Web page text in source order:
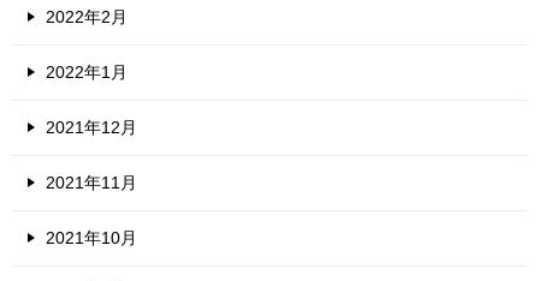
2022年2月
2022年1月
2021年12月
2021年11月
2021年10月